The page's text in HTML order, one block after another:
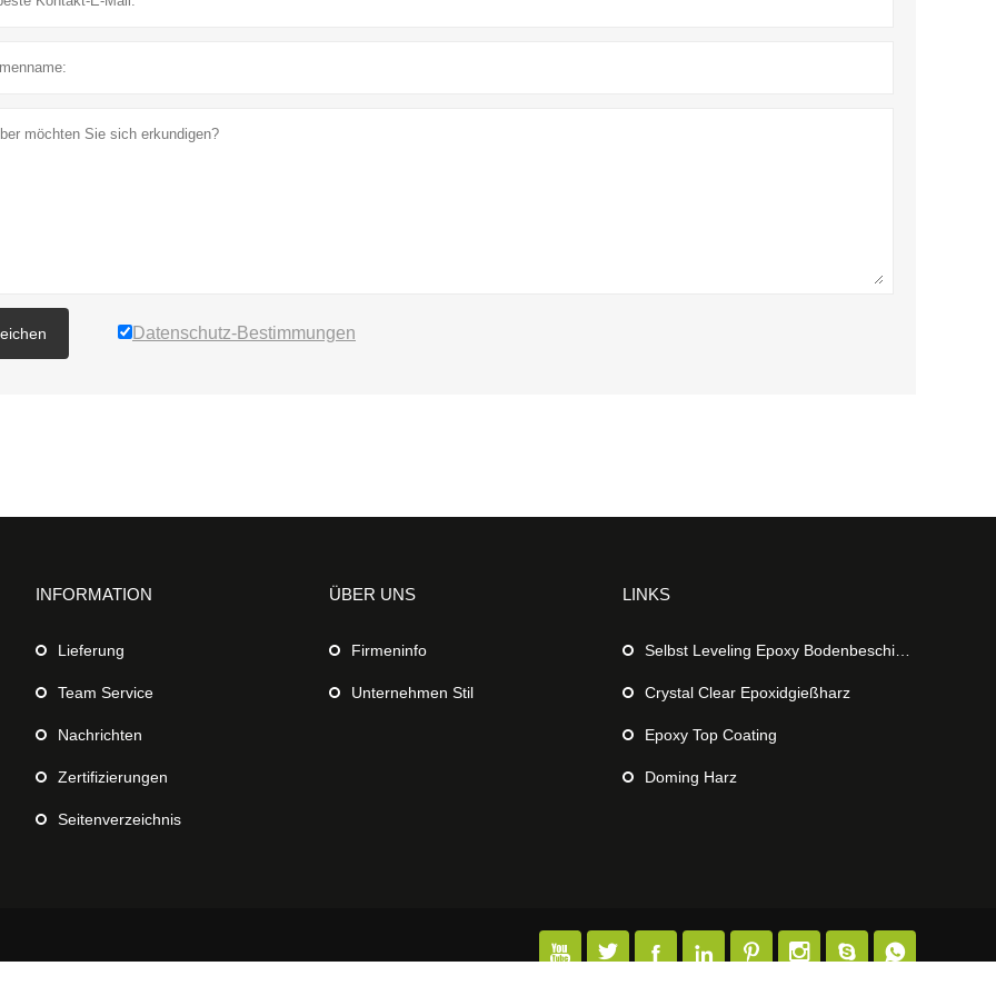
Datenschutz-Bestimmungen
INFORMATION
Lieferung
Team Service
Nachrichten
Zertifizierungen
Seitenverzeichnis
ÜBER UNS
Firmeninfo
Unternehmen Stil
LINKS
Selbst Leveling Epoxy Bodenbeschichtung
Crystal Clear Epoxidgießharz
Epoxy Top Coating
Doming Harz
       